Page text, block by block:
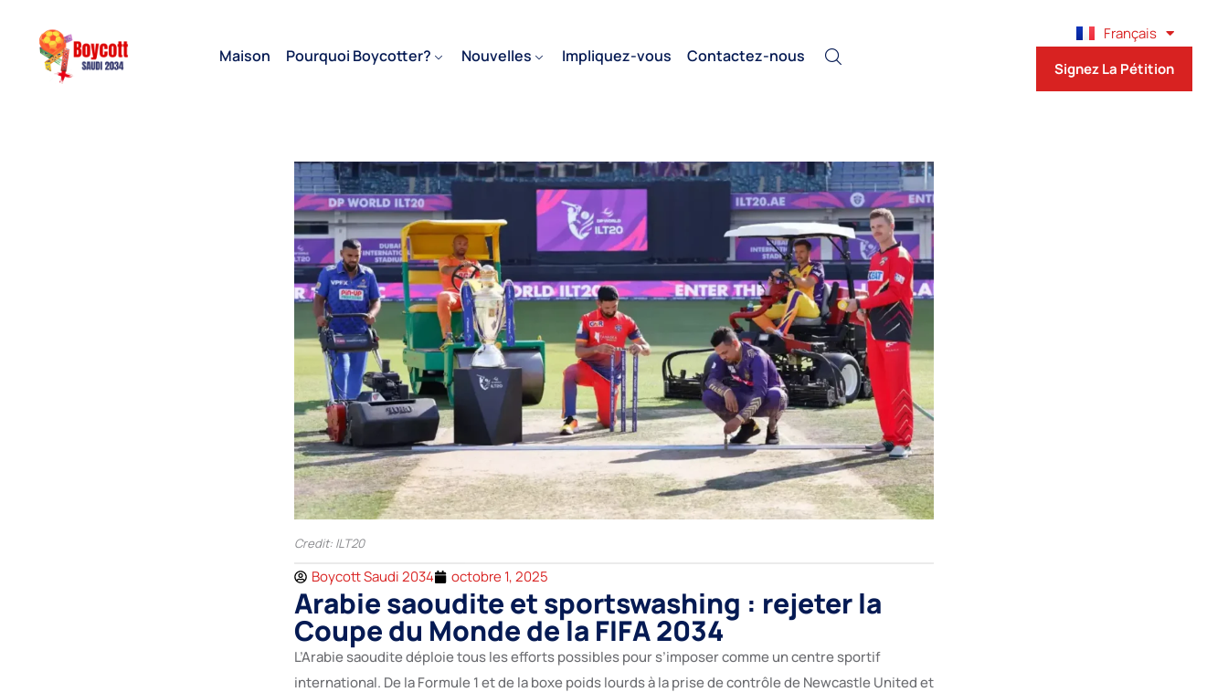
Maison Pourquoi Boycotter? Nouvelles Impliquez-vous Contactez-nous
Français
Español
Signez La Pétition
Credit: ILT20
Boycott Saudi 2034 octobre 1, 2025
Arabie saoudite et sportswashing : rejeter la
Coupe du Monde de la FIFA 2034
L’Arabie saoudite déploie tous les efforts possibles pour s’imposer comme un centre sportif
international. De la Formule 1 et de la boxe poids lourds à la prise de contrôle de Newcastle United et